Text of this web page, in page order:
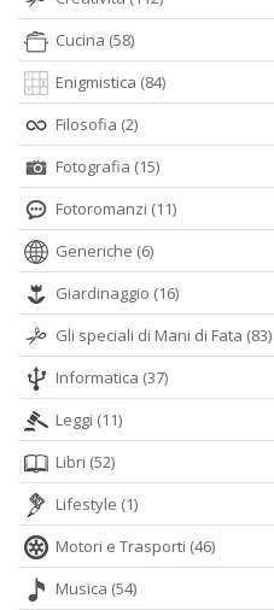
Cucina (58)
Enigmistica (84)
Filosofia (2)
Fotografia (15)
Fotoromanzi (11)
Generiche (6)
Giardinaggio (16)
Gli speciali di Mani di Fata (83)
Informatica (37)
Leggi (11)
Libri (52)
Lifestyle (1)
Motori e Trasporti (46)
Musica (54)